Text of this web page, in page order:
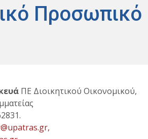
Προσωπικό
ΠΕ Διοικητικού Οικονομικού,